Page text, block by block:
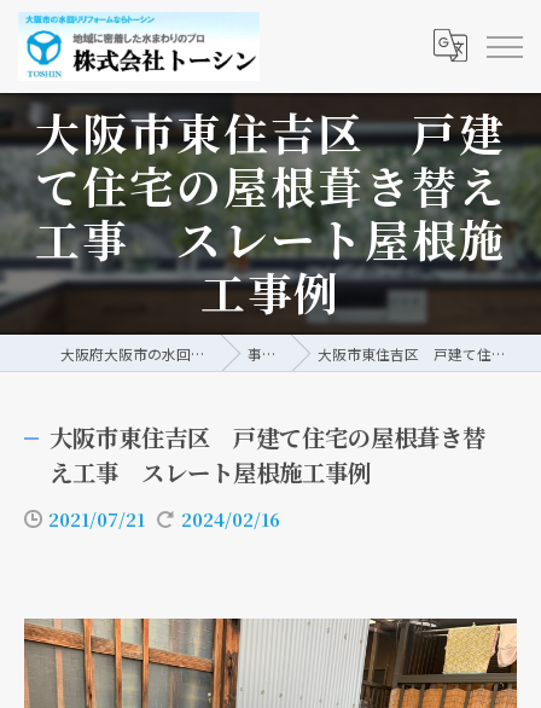
大阪市東住吉区 戸建
て住宅の屋根葺き替え
工事 スレート屋根施
工事例
大阪府大阪市の水回りリフォームなら株式会社トーシン 事例/ブログ 大阪市東住吉区 戸建て住宅の屋根葺き替え工事 スレート屋根施工事例
大阪市東住吉区 戸建て住宅の屋根葺き替
え工事 スレート屋根施工事例
2021/07/21 2024/02/16